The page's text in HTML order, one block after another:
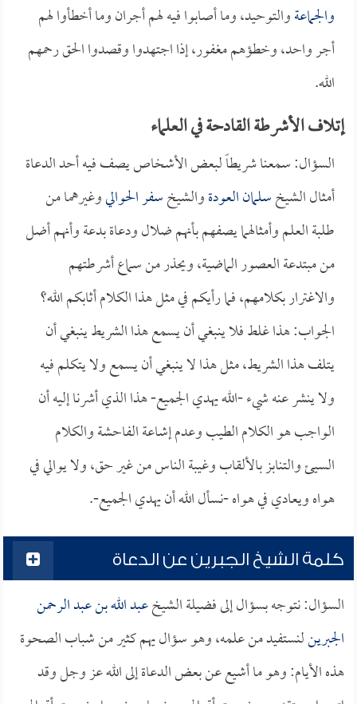
والجماعةوالتوحيد، وما أصابوا فيه لهم أجران وما أخطأوا لهم
أجر واحد، وخطؤهم مغفور، إذا اجتهدوا وقصدوا الحق رحمهم
الله.
إتلاف الأشرطة القادحة في العلماء
السؤال: سمعنا شريطاً لبعض الأشخاص يصف فيه أحد الدعاة
أمثال الشيخسلمان العودةوالشيخسفر الحواليوغيرهما من
طلبة العلم وأمثالهما يصفهم بأنهم ضلال ودعاة بدعة وأنهم أضل
من مبتدعة العصور الماضية، ويحذر من سماع أشرطتهم
والاغترار بكلامهم، فما رأيكم في مثل هذا الكلام أثابكم الله؟
الجواب: هذا غلط فلا ينبغي أن يسمع هذا الشريط ينبغي أن
يتلف هذا الشريط، مثل هذا لا ينبغي أن يسمع ولا يتكلم فيه
ولا ينشر عنه شيء -الله يهدي الجميع- هذا الذي أشرنا إليه أن
الواجب هو الكلام الطيب وعدم إشاعة الفاحشة والكلام
السيئ والتنابز بالألقاب وغيبة الناس من غير حق، ولا يوالي في
هواه ويعادي في هواه -نسأل الله أن يهدي الجميع-.
كلمة الشيخ الجبرين عن الدعاة
السؤال: نتوجه بسؤال إلى فضيلة الشيخعبد الله بن عبد الرحمن
الجبرينلنستفيد من علمه، وهو سؤال يهم كثير من شباب الصحوة
هذه الأيام: وهو ما أشيع عن بعض الدعاة إلى الله عز وجل وقد